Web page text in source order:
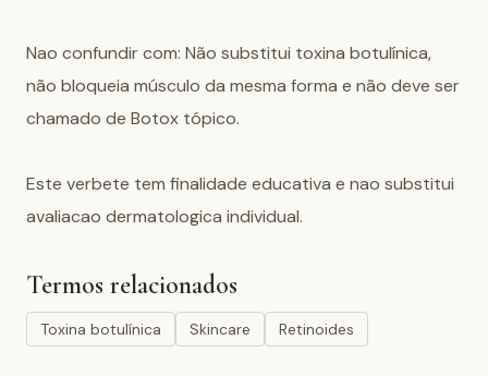
Nao confundir com: Não substitui toxina botulínica,
não bloqueia músculo da mesma forma e não deve ser
chamado de Botox tópico.
Este verbete tem finalidade educativa e nao substitui
avaliacao dermatologica individual.
Termos relacionados
Toxina botulínica Skincare Retinoides